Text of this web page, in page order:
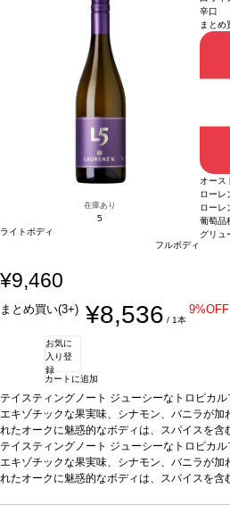
りに、毎日でも愉しめるワイン。
葡萄品種グ
*本ヴィンテージが在
様の場合は自動的に次のヴィンテージに変更さ
在庫あり
5
ライトボディ
フルボディ
辛口
まとめ
オース
ローレ
ローレ
葡萄品
グリュ
¥9,460
まとめ買い(3+) ¥8,536 / 1本
9%OFF
お気に
入り登
録
カートに追加
テイスティングノート ジューシーなトロピカル
エキゾチックな果実味、シナモン、バニラが
れたオークに魅惑的なボディは、スパイスを
ネラルの余韻が続く。熟成のポテンシャルを持
ナー・ヴェルトリーナー*本ヴィンテージが在
様の場合は自動的に次のヴィンテージに変更さ
テイスティングノート ジューシーなトロピカル
エキゾチックな果実味、シナモン、バニラが
れたオークに魅惑的なボディは、スパイスを